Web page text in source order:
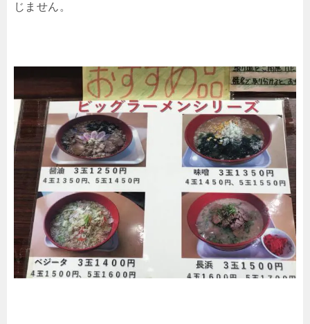
じません。